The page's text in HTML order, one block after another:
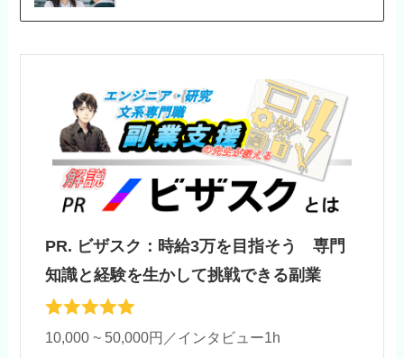
PR. ビザスク：時給3万を目指そう 専門
知識と経験を生かして挑戦できる副業
10,000 ~ 50,000円／インタビュー1h